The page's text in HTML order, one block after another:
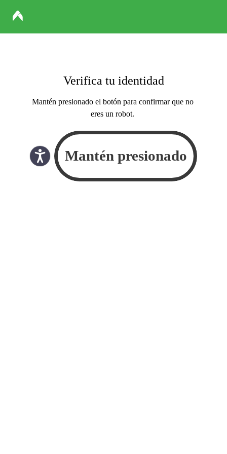
Verifica tu identidad
Mantén presionado el botón para confirmar que no
eres un robot.